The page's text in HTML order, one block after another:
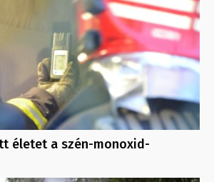
életet a szén-monoxid-